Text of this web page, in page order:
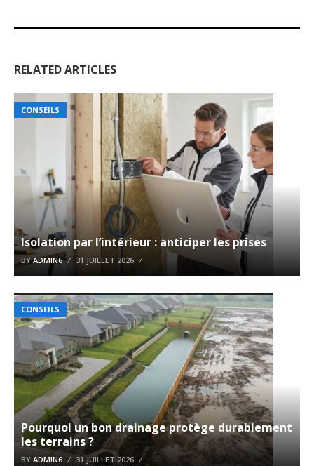
RELATED ARTICLES
CONSEILS
Isolation par l’intérieur : anticiper les prises
BYADMIN6 31 JUILLET 2026
CONSEILS
Pourquoi un bon drainage protège durablement
les terrains ?
BY ADMIN6 31 JUILLET 2026